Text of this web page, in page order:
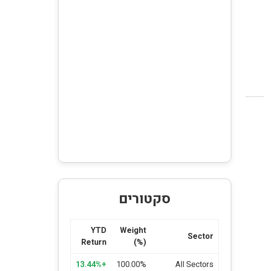
סקטורים
Sector
Weight
(%)
YTD
Return
All Sectors
100.00%
+13.44%